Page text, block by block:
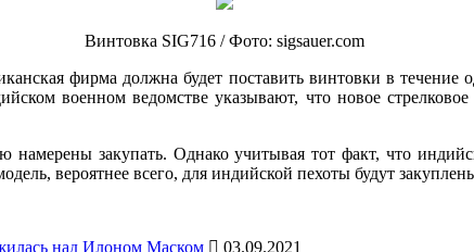
Винтовка SIG716 / Фото: sigsauer.com
фирма должна будет поставить винтовки в
военном ведомстве указывают, что новое
закупать. Однако учитывая тот факт, что
вероятнее всего, для индийской пехоты будут
над Илоном Маском
03.09.2021